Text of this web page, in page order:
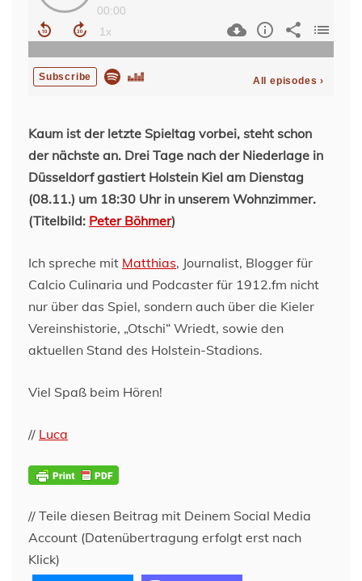
Kaum ist der letzte Spieltag vorbei, steht schon
der nächste an. Drei Tage nach der Niederlage in
Düsseldorf gastiert Holstein Kiel am Dienstag
(08.11.) um 18:30 Uhr in unserem Wohnzimmer.
(Titelbild: Peter Böhmer)
Ich spreche mit Matthias, Journalist, Blogger für
Calcio Culinaria und Podcaster für 1912.fm nicht
nur über das Spiel, sondern auch über die Kieler
Vereinshistorie, „Otschi“ Wriedt, sowie den
aktuellen Stand des Holstein-Stadions.
Viel Spaß beim Hören!
// Luca
// Teile diesen Beitrag mit Deinem Social Media
Account (Datenübertragung erfolgt erst nach
Klick)